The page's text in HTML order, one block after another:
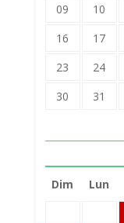
09
10
16
17
23
24
30
31
Dim Lun